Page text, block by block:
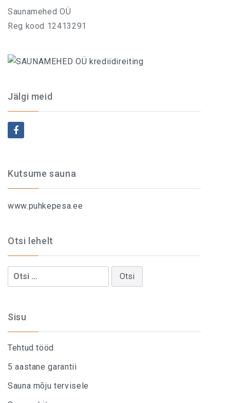
Saunamehed OÜ
Reg kood 12413291
Jälgi meid
Kutsume sauna
www.puhkepesa.ee
Otsi lehelt
Otsi:
Sisu
Tehtud tööd
5 aastane garantii
Sauna mõju tervisele